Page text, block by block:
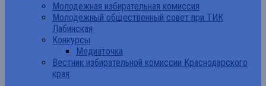
Молодежная избирательная комиссия
Молодежный общественный совет при ТИК
Лабинская
Конкурсы
Медиаточка
Вестник избирательной комиссии Краснодарского
края